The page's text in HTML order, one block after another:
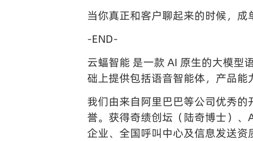
当你真正和客户聊起来的时候，成
-END-
云蝠智能 是一款 AI 原生的大模型
础上提供包括语音智能体，产品能
我们由来自阿里巴巴等公司优秀
誉。获得奇绩创坛（陆奇博士）
企业、全国呼叫中心及信息发送资